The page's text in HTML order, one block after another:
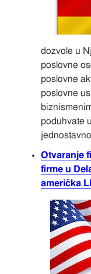
dozvole u
poslovne
poslovne
poslovne
poduhvate
Otvaranje
firme u
američka